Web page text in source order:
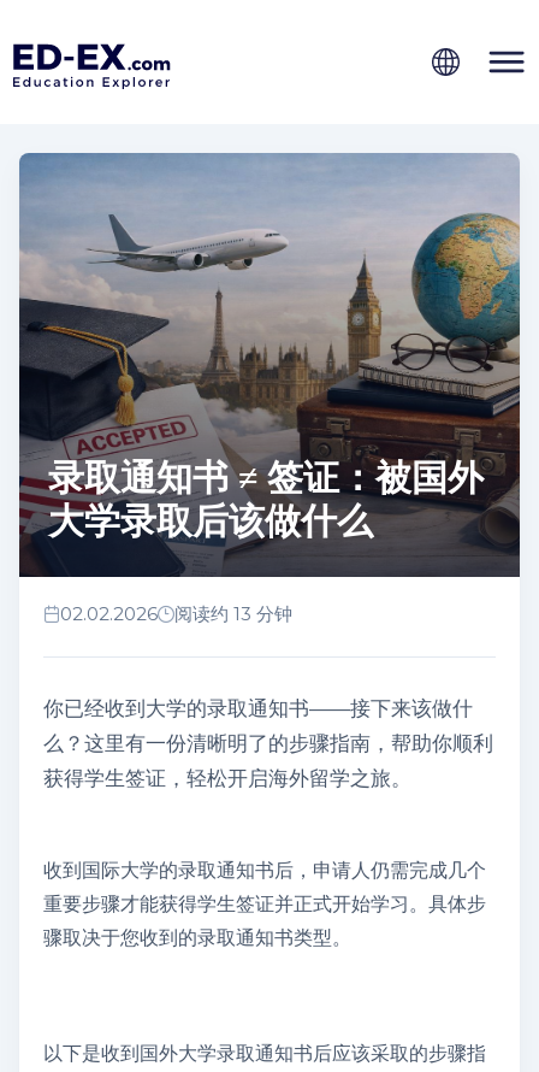
录取通知书 ≠ 签证：被国外
大学录取后该做什么
02.02.2026 阅读约 13 分钟
你已经收到大学的录取通知书——接下来该做什
么？这里有一份清晰明了的步骤指南，帮助你顺利
获得学生签证，轻松开启海外留学之旅。
收到国际大学的录取通知书后，申请人仍需完成几个
重要步骤才能获得学生签证并正式开始学习。具体步
骤取决于您收到的录取通知书类型。
以下是收到国外大学录取通知书后应该采取的步骤指